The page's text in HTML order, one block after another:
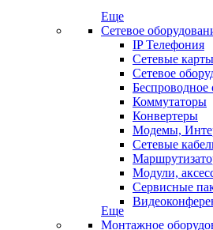
Еще
Сетевое
IP Телефония
Сетевые карты
Сетевое
Беспроводное
Коммутаторы
Конвертеры
Модемы,
Сетевые
Модули,
Сервисные
Еще
Монтажное